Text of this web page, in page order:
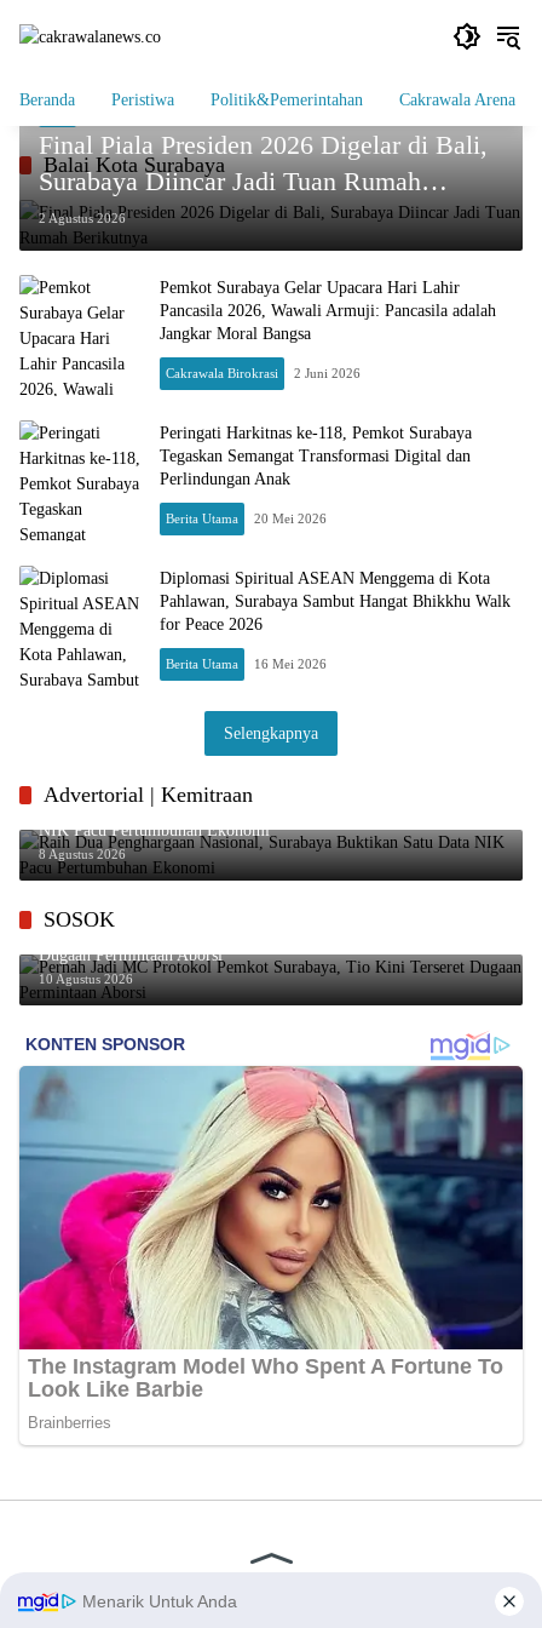
Beranda Peristiwa Politik&Pemerintahan Cakrawala Arena
Balai Kota Surabaya
Bola
Final Piala Presiden 2026 Digelar di Bali,
Surabaya Diincar Jadi Tuan Rumah
Berikutnya
2 Agustus 2026
Pemkot Surabaya Gelar Upacara Hari Lahir
Pancasila 2026, Wawali Armuji: Pancasila adalah
Jangkar Moral Bangsa
Cakrawala Birokrasi 2 Juni 2026
Peringati Harkitnas ke-118, Pemkot Surabaya
Tegaskan Semangat Transformasi Digital dan
Perlindungan Anak
Berita Utama 20 Mei 2026
Diplomasi Spiritual ASEAN Menggema di Kota
Pahlawan, Surabaya Sambut Hangat Bhikkhu Walk
for Peace 2026
Berita Utama 16 Mei 2026
Selengkapnya
Advertorial | Kemitraan
Raih Dua Penghargaan Nasional, Surabaya Buktikan Satu Data
NIK Pacu Pertumbuhan Ekonomi
8 Agustus 2026
SOSOK
Pernah Jadi MC Protokol Pemkot Surabaya, Tio Kini Terseret
Dugaan Permintaan Aborsi
10 Agustus 2026